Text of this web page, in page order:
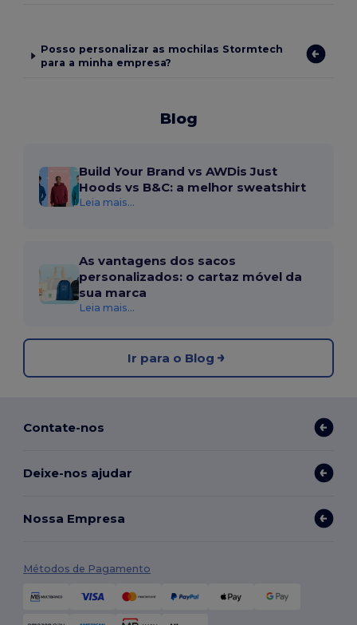
Posso personalizar as mochilas Stormtech
para a minha empresa?
Blog
Build Your Brand vs AWDis Just
Hoods vs B&C: a melhor sweatshirt
Leia mais...
As vantagens dos sacos
personalizados: o cartaz móvel da
sua marca
Leia mais...
Ir para o Blog
Contate-nos
Deixe-nos ajudar
Nossa Empresa
Métodos de Pagamento